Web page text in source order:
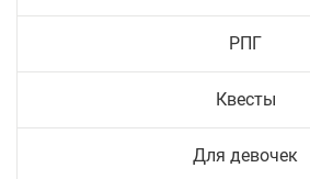
РПГ
Квесты
Для девочек